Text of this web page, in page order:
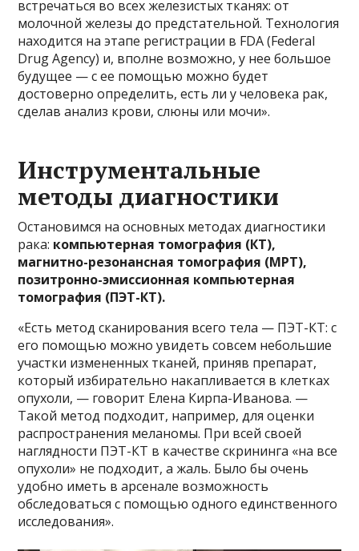
встречаться во всех железистых тканях: от
молочной железы до предстательной. Технология
находится на этапе регистрации в FDA (Federal
Drug Agency) и, вполне возможно, у нее большое
будущее — с ее помощью можно будет
достоверно определить, есть ли у человека рак,
сделав анализ крови, слюны или мочи».
Инструментальные
методы диагностики
Остановимся на основных методах диагностики
рака: компьютерная томография (КТ),
магнитно-резонансная томография (МРТ),
позитронно-эмиссионная компьютерная
томография (ПЭТ-КТ).
«Есть метод сканирования всего тела — ПЭТ-КТ: с
его помощью можно увидеть совсем небольшие
участки измененных тканей, приняв препарат,
который избирательно накапливается в клетках
опухоли, — говорит Елена Кирпа-Иванова. —
Такой метод подходит, например, для оценки
распространения меланомы. При всей своей
наглядности ПЭТ-КТ в качестве скрининга «на все
опухоли» не подходит, а жаль. Было бы очень
удобно иметь в арсенале возможность
обследоваться с помощью одного единственного
исследования».